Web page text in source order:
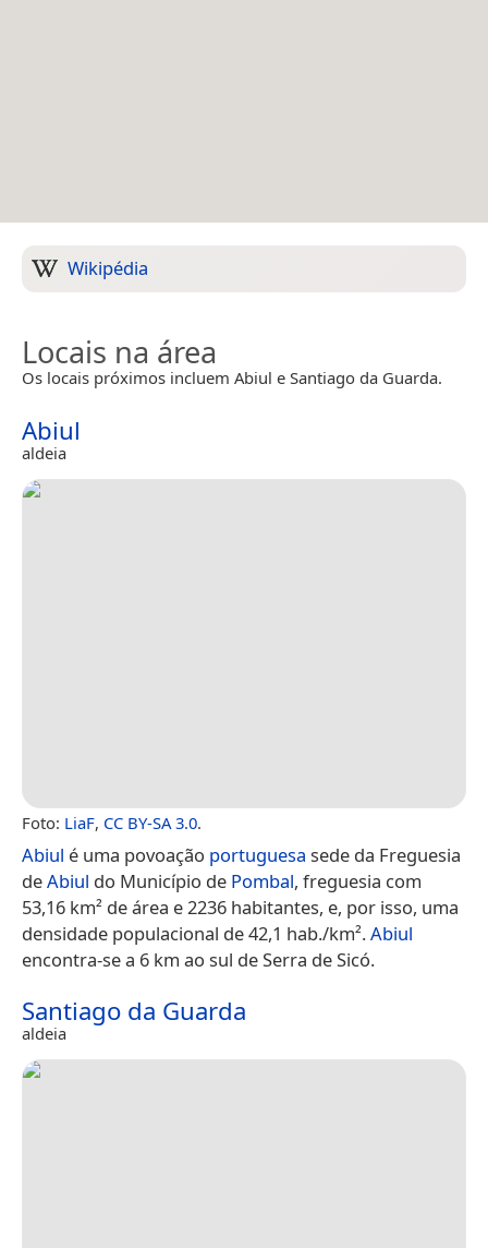
Wikipédia
Locais na área
Os locais próximos incluem Abiul e Santiago da Guarda.
Abiul
aldeia
Foto: LiaF, CC BY-SA 3.0.
Abiul é uma povoação portuguesa sede da Freguesia
deAbiul do Município de Pombal, freguesia com
53,16 km² de área e 2236 habitantes, e, por isso, uma
densidade populacional de 42,1 hab./km².Abiul
encontra-se a 6 km ao sul de Serra de Sicó.
Santiago da Guarda
aldeia